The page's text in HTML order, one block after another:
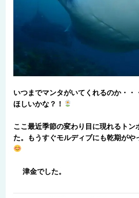
いつまでマンタがいてくれるのか・・
ほしいかな？！
ここ最近季節の変わり目に現れるトン
た。もうすぐモルディブにも乾期が
津金でした。